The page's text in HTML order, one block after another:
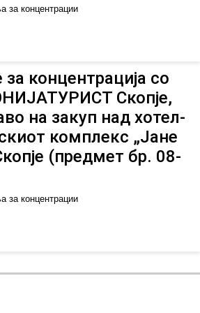
за концентрации
концентрација со
Скопје,
на закуп над хотел-
комплекс „Јане
(предмет бр. 08-
за концентрации